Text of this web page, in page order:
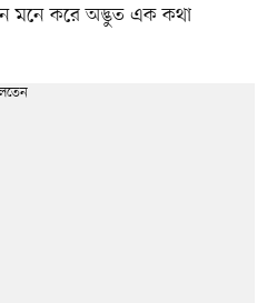
মনে করে অদ্ভুত এক কথা